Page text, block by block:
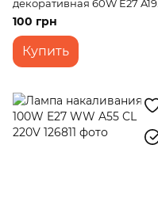
декоративная 60W E27 A19
UV 220V
100 грн
Купить